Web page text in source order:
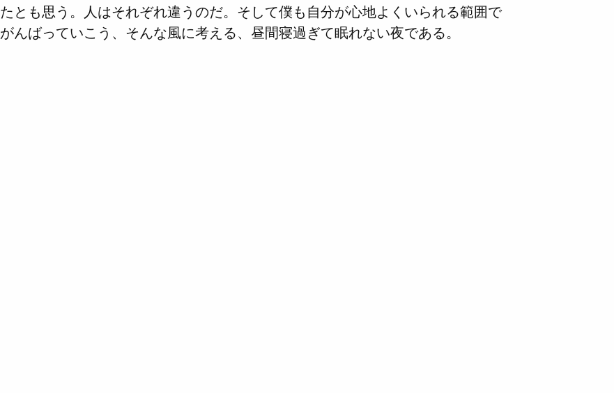
たとも思う。人はそれぞれ違うのだ。そして僕も自分が心地よくいられる範囲で
がんばっていこう、そんな風に考える、昼間寝過ぎて眠れない夜である。